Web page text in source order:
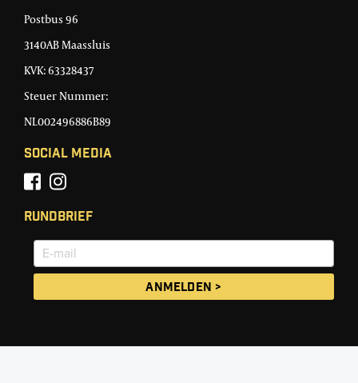
Postbus 96
3140AB Maassluis
KVK: 63328437
Steuer Nummer:
NL002496886B89
Social Media
Rundbrief